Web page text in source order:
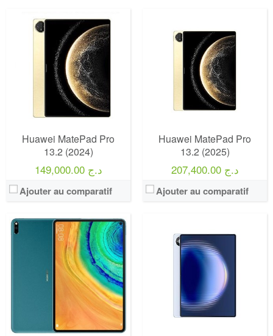
Huawei MatePad Pro
13.2 (2024)
149,000.00 د.ج
Ajouter au comparatif
Huawei MatePad Pro
13.2 (2025)
207,400.00 د.ج
Ajouter au comparatif